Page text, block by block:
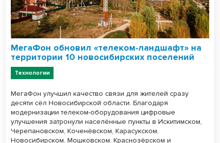
МегаФон обновил «телеком-ландшафт» на
территории 10 новосибирских поселений
Технологии
МегаФон улучшил качество связи для жителей сразу
десяти сёл Новосибирской области. Благодаря
модернизации телеком-оборудования цифровые
улучшения затронули населённые пункты в Искитимском,
Черепановском, Коченёвском, Карасукском,
Новосибирском, Мошковском, Краснозёрском и